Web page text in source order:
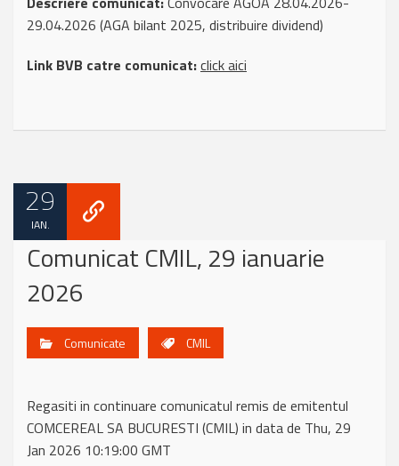
29.04.2026 (AGA bilant 2025, distribuire dividend)
Link BVB catre comunicat:click aici
29
IAN.
Comunicat CMIL, 29 ianuarie
2026
Comunicate CMIL
Regasiti in continuare comunicatul remis de emitentul
COMCEREAL SA BUCURESTI (CMIL) in data de Thu, 29
Jan 2026 10:19:00 GMT